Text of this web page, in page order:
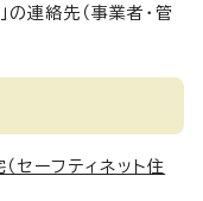
連絡先（事業者・管
セーフティネット住